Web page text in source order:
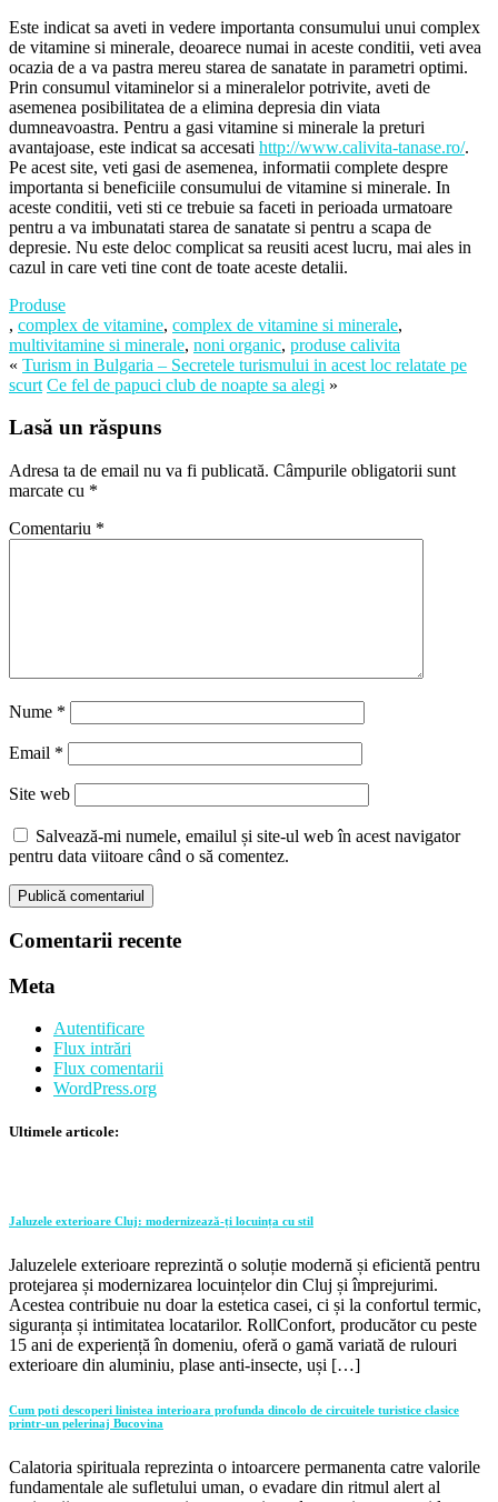
Este indicat sa aveti in vedere importanta consumului unui complex
de vitamine si minerale, deoarece numai in aceste conditii, veti avea
ocazia de a va pastra mereu starea de sanatate in parametri optimi.
Prin consumul vitaminelor si a mineralelor potrivite, aveti de
asemenea posibilitatea de a elimina depresia din viata
dumneavoastra. Pentru a gasi vitamine si minerale la preturi
avantajoase, este indicat sa accesati http://www.calivita-tanase.ro/.
Pe acest site, veti gasi de asemenea, informatii complete despre
importanta si beneficiile consumului de vitamine si minerale. In
aceste conditii, veti sti ce trebuie sa faceti in perioada urmatoare
pentru a va imbunatati starea de sanatate si pentru a scapa de
depresie. Nu este deloc complicat sa reusiti acest lucru, mai ales in
cazul in care veti tine cont de toate aceste detalii.
Produse
, complex de vitamine, complex de vitamine si minerale,
multivitamine si minerale, noni organic, produse calivita
« Turism in Bulgaria – Secretele turismului in acest loc relatate pe
scurt Ce fel de papuci club de noapte sa alegi »
Lasă un răspuns
Adresa ta de email nu va fi publicată. Câmpurile obligatorii sunt
marcate cu *
Comentariu *
Nume *
Email *
Site web
Salvează-mi numele, emailul și site-ul web în acest navigator
pentru data viitoare când o să comentez.
Comentarii recente
Meta
Autentificare
Flux intrări
Flux comentarii
WordPress.org
Ultimele articole:
Jaluzele exterioare Cluj: modernizează-ți locuința cu stil
Jaluzelele exterioare reprezintă o soluție modernă și eficientă pentru
protejarea și modernizarea locuințelor din Cluj și împrejurimi.
Acestea contribuie nu doar la estetica casei, ci și la confortul termic,
siguranța și intimitatea locatarilor. RollConfort, producător cu peste
15 ani de experiență în domeniu, oferă o gamă variată de rulouri
exterioare din aluminiu, plase anti-insecte, uși […]
Cum poti descoperi linistea interioara profunda dincolo de circuitele turistice clasice
printr-un pelerinaj Bucovina
Calatoria spirituala reprezinta o intoarcere permanenta catre valorile
fundamentale ale sufletului uman, o evadare din ritmul alert al